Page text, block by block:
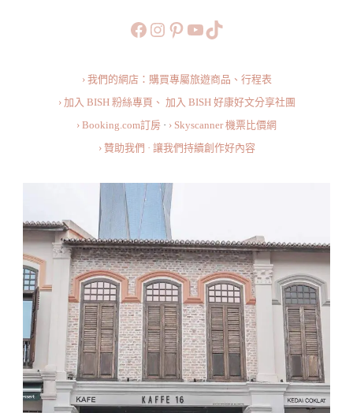
16
鬼
仔
巷
外
https://www.facebook.com/
https://
https://
旅行美食小短片TikTok
› 我們的網店：購買專屬旅遊商品、行程表
› 加入 BISH 粉絲專頁、 加入 BISH 好康好文分享社團
› Booking.com訂房 · › Skyscanner 機票比價網
› 贊助我們 · 讓我們持續創作好內容